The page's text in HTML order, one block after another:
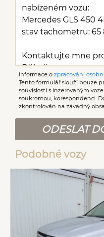
Informace o zpracování
Tento formulář slouží pouze
souvislosti s inzerovaným
soukromou, korespondenci.
zkontrolován na závadný
ODESLAT
Podobné vozy